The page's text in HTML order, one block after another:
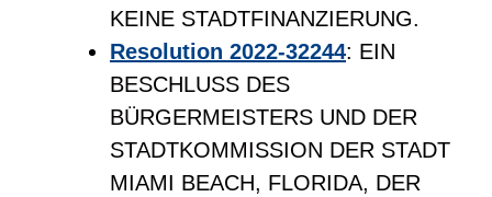
KEINE STADTFINANZIERUNG.
Resolution 2022-32244: EIN
BESCHLUSS DES
BÜRGERMEISTERS UND DER
STADTKOMMISSION DER STADT
MIAMI BEACH, FLORIDA, DER